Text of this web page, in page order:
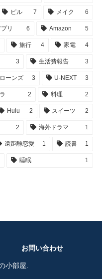
ピル 7 メイク 6
リ 6 Amazon 5
旅行 4 家電 4
3 生活費報告 3
ーンズ 3 U-NEXT 3
2 料理 2
Hulu 2 スイーツ 2
2 海外ドラマ 1
遠距離恋愛 1 読書 1
睡眠 1
お問い合わせ
小部屋.